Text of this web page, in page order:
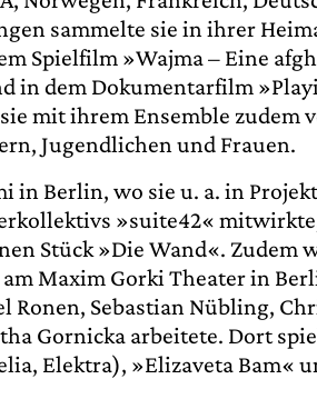
sammelte sie in ihrer
Spielfilm »Wajma – Eine
in dem Dokumentarfilm
mit ihrem Ensemble zudem
Jugendlichen und Frauen.
in Berlin, wo sie u. a. in
»suite42«
Stück »Die Wand«. Zudem
Maxim Gorki Theater in
Ronen, Sebastian Nübling,
Gornicka arbeitete. Dort
Elektra), »Elizaveta Bam«